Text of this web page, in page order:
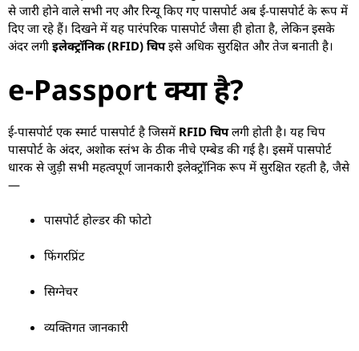
से जारी होने वाले सभी नए और रिन्यू किए गए पासपोर्ट अब ई-पासपोर्ट के रूप में
दिए जा रहे हैं। दिखने में यह पारंपरिक पासपोर्ट जैसा ही होता है, लेकिन इसके
अंदर लगी इलेक्ट्रॉनिक (RFID) चिपइसे अधिक सुरक्षित और तेज बनाती है।
e-Passport क्या है?
ई-पासपोर्ट एक स्मार्ट पासपोर्ट है जिसमें RFID चिपलगी होती है। यह चिप
पासपोर्ट के अंदर, अशोक स्तंभ के ठीक नीचे एम्बेड की गई है। इसमें पासपोर्ट
धारक से जुड़ी सभी महत्वपूर्ण जानकारी इलेक्ट्रॉनिक रूप में सुरक्षित रहती है, जैसे
—
पासपोर्ट होल्डर की फोटो
फिंगरप्रिंट
सिग्नेचर
व्यक्तिगत जानकारी